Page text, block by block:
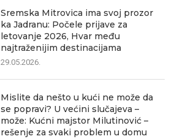
Sremska Mitrovica ima svoj prozor
ka Jadranu: Počele prijave za
letovanje 2026, Hvar među
najtraženijim destinacijama
29.05.2026.
Mislite da nešto u kući ne može da
se popravi? U većini slučajeva –
može: Kućni majstor Milutinović –
rešenje za svaki problem u domu